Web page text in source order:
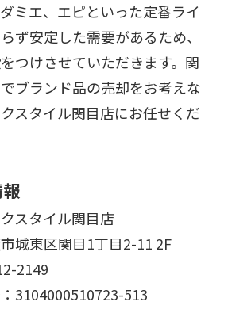
ミエ、エピといった定番ライ
ず安定した需要があるため、
つけさせていただきます。関
ブランド品の売却をお考えな
スタイル関目店にお任せくだ
スタイル関目店
城東区関目1丁目2-11 2F
2149
3104000510723-513